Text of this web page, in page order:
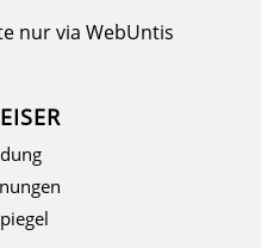
nur viaWebUntis